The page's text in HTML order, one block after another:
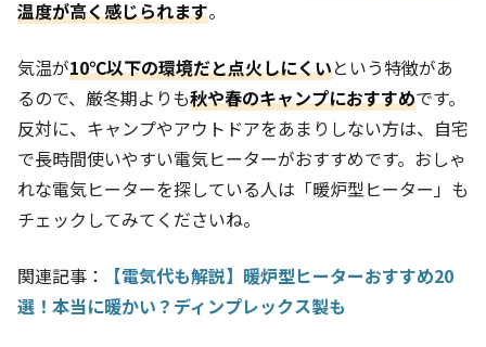
温度が高く感じられます。
気温が10℃以下の環境だと点火しにくいという特徴があ
るので、厳冬期よりも秋や春のキャンプにおすすめです。
反対に、キャンプやアウトドアをあまりしない方は、自宅
で長時間使いやすい電気ヒーターがおすすめです。おしゃ
れな電気ヒーターを探している人は「暖炉型ヒーター」も
チェックしてみてくださいね。
関連記事：
【電気代も解説】暖炉型ヒーターおすすめ20
選！本当に暖かい？ディンプレックス製も